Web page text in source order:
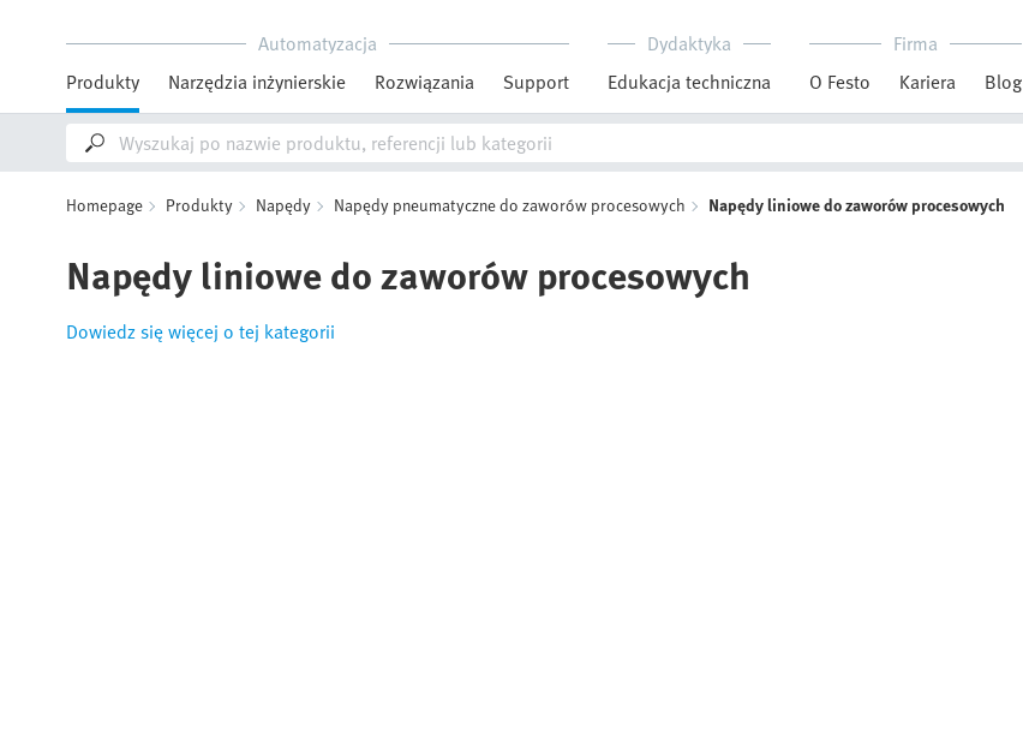
Automatyzacja
Produkty
Narzędzia inżynierskie Rozwiązania Support
Dydaktyka
Edukacja techniczna
Firma
O Festo
Kariera Blog
Homepage Produkty Napędy Napędy pneumatyczne do zaworów procesowych Napędy liniowe do zaworów procesowych
Napędy liniowe do zaworów procesowych
Dowiedz się więcej o tej kategorii